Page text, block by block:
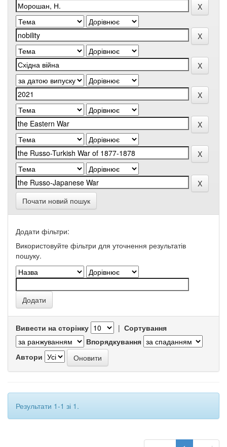
Почати новий пошук
Додати фільтри:
Використовуйте фільтри для уточнення результатів
пошуку.
Вивести на сторінку | Сортування
Впорядкування
Автори
Результати 1-1 зі 1.